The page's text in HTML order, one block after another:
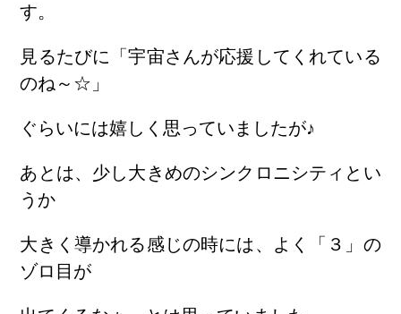
す。
見るたびに「宇宙さんが応援してくれている
のね～☆」
ぐらいには嬉しく思っていましたが♪
あとは、少し大きめのシンクロニシティとい
うか
大きく導かれる感じの時には、よく「３」の
ゾロ目が